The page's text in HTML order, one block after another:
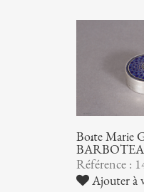
Boîte Marie
Référence :
Ajouter à